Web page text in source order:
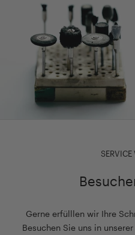
SERVICE
Gerne erfülllen wir Ihre
Besuchen Sie uns in